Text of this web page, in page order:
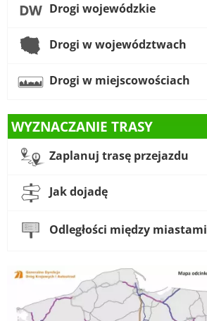
Drogi wojewódzkie
Drogi w województwach
Drogi w miejscowościach
WYZNACZANIE TRASY
Zaplanuj trasę przejazdu
Jak dojadę
Odległości między miastami